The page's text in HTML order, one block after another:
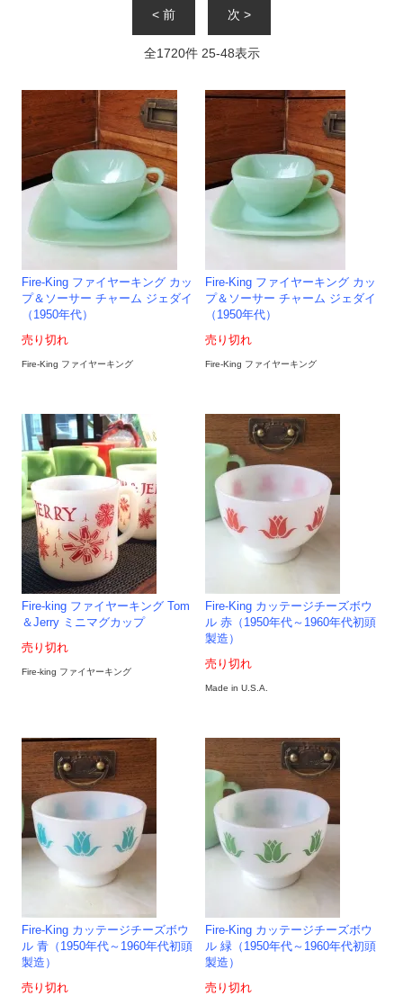
< 前 次 >
全1720件 25-48表示
Fire-King ファイヤーキング カッ
プ＆ソーサー チャーム ジェダイ
（1950年代）
売り切れ
Fire-King ファイヤーキング
Fire-King ファイヤーキング カッ
プ＆ソーサー チャーム ジェダイ
（1950年代）
売り切れ
Fire-King ファイヤーキング
Fire-king ファイヤーキング Tom
＆Jerry ミニマグカップ
売り切れ
Fire-king ファイヤーキング
Fire-King カッテージチーズボウ
ル 赤（1950年代～1960年代初頭
製造）
売り切れ
Made in U.S.A.
Fire-King カッテージチーズボウ
ル 青（1950年代～1960年代初頭
製造）
売り切れ
Fire-King カッテージチーズボウ
ル 緑（1950年代～1960年代初頭
製造）
売り切れ